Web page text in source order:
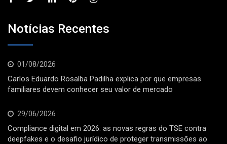
Notícias Recentes
01/08/2026
Carlos Eduardo Rosalba Padilha explica por que empresas
familiares devem conhecer seu valor de mercado
29/06/2026
Compliance digital em 2026: as novas regras do TSE contra
deepfakes e o desafio jurídico de proteger transmissões ao